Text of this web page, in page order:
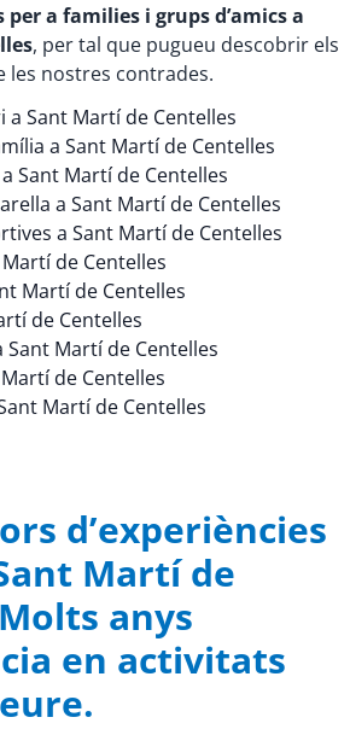
a families i grups d’amics a
, per tal que pugueu descobrir els
les nostres contrades.
a Sant Martí de Centelles
a Sant Martí de Centelles
Sant Martí de Centelles
a Sant Martí de Centelles
a Sant Martí de Centelles
de Centelles
Martí de Centelles
de Centelles
Sant Martí de Centelles
de Centelles
Martí de Centelles
d’experiències
Martí de
anys
en activitats